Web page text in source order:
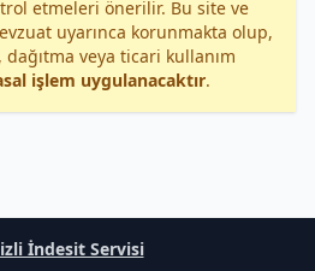
etmeleri önerilir. Bu site ve
uyarınca korunmakta olup,
veya ticari kullanım
işlem uygulanacaktır.
İndesit Servisi